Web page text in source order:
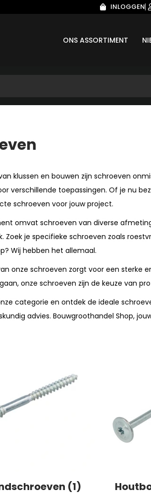
INLOGGEN
ONS ASSORTIMENT
klussen en bouwen zijn schroeven
verschillende toepassingen. Of je nu
schroeven voor jouw project.
omvat schroeven van diverse
Zoek je specifieke schroeven zoals
Wij hebben het allemaal.
onze schroeven zorgt voor een sterke
onze schroeven zijn de keuze van
categorie en ontdek de ideale
advies. Bouwgroothandel Shop,
(1)